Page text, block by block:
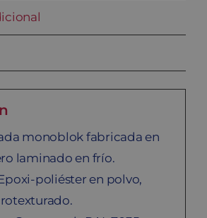
monoblok fabricada en
laminado en frío.
poliéster en polvo,